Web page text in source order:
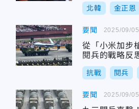
北韓 金正恩
要聞
從「小米加步
閱兵的戰略反
抗戰 閱兵
2025/09/
要聞 2025/09/